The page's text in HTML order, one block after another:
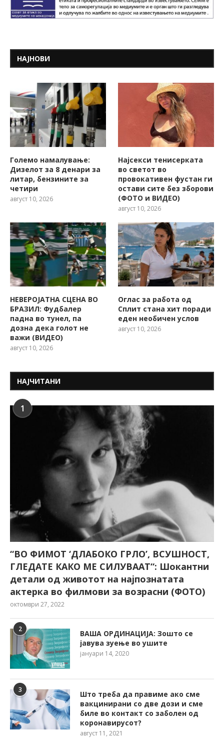
НАЈНОВИ
Големо намалување:
Дизелот за 8 денари за
литар, бензините за
четири
август 10, 2026
Најсекси тенисерката
во светот во
провокативен фустан ги
остави сите без зборови
(ФОТО и ВИДЕО)
август 10, 2026
НЕВЕРОЈАТНА СЦЕНА ВО
БРАЗИЛ: Фудбалер
падна во тунел, па
дозна дека голот не
важи (ВИДЕО)
август 10, 2026
Оглас за работа од
Сплит стана хит поради
еден необичен услов
август 10, 2026
НАЈЧИТАНИ
1
“ВО ФИМОТ ‘ДЛАБОКО ГРЛО’, ВСУШНОСТ,
ГЛЕДАТЕ КАКО МЕ СИЛУВААТ“: Шокантни
детали од животот на најпознатата
актерка во филмови за возрасни (ФОТО)
октомври 27, 2022
2
ВАША ОРДИНАЦИЈА: Зошто се
јавува зуење во ушите
јануари 14, 2020
3
Што треба да правиме ако сме
вакцинирани со две дози и сме
биле во контакт со заболен од
коронавирусот?
август 11, 2021